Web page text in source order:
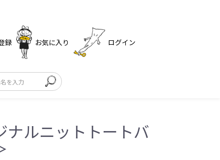
録 お気に入り ログイン
ナルニットトートバ